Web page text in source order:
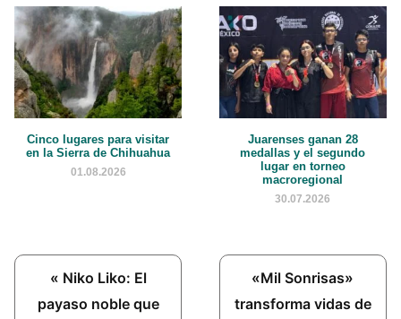
Cinco lugares para visitar
en la Sierra de Chihuahua
01.08.2026
Juarenses ganan 28
medallas y el segundo
lugar en torneo
macroregional
30.07.2026
Previous
Post:
« Niko Liko: El
payaso noble que
Next
Post:
«Mil Sonrisas»
transforma vidas de